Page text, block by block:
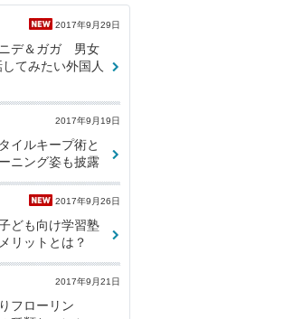
2017年9月29日
デ＆ガガ 男女
てみたい外国人
2017年9月19日
イルキープ術と
ニング姿も披露
2017年9月26日
ども向け学習塾
リットとは？
2017年9月21日
フローリン